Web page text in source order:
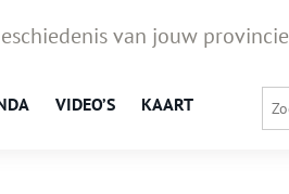
van jouw provincie
VIDEO’S KAART